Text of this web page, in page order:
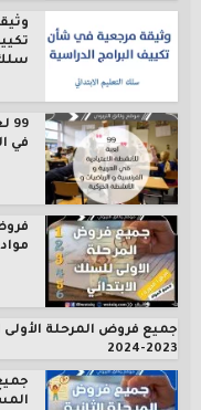
في
جميع فروض المرحلة
2023-2024